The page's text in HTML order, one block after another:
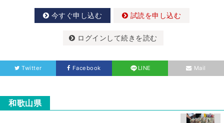
今すぐ申し込む 試読を申し込む
ログインして続きを読む
Twitter Facebook LINE Mail
和歌山県